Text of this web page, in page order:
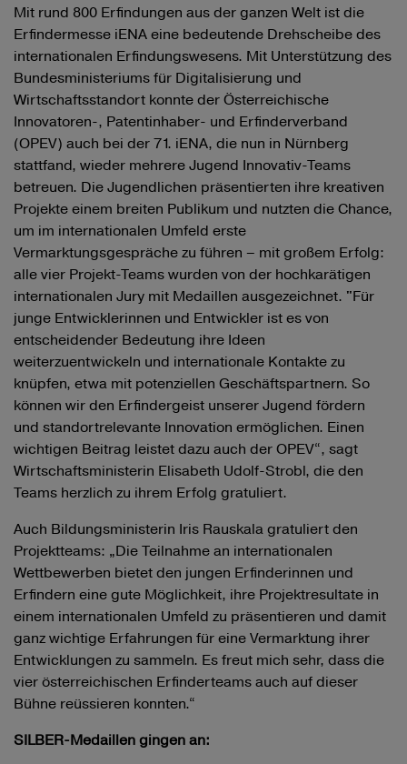
Mit rund 800 Erfindungen aus der ganzen Welt ist die
Erfindermesse iENA eine bedeutende Drehscheibe des
internationalen Erfindungswesens. Mit Unterstützung des
Bundesministeriums für Digitalisierung und
Wirtschaftsstandort konnte der Österreichische
Innovatoren-, Patentinhaber- und Erfinderverband
(OPEV) auch bei der 71. iENA, die nun in Nürnberg
stattfand, wieder mehrere Jugend Innovativ-Teams
betreuen. Die Jugendlichen präsentierten ihre kreativen
Projekte einem breiten Publikum und nutzten die Chance,
um im internationalen Umfeld erste
Vermarktungsgespräche zu führen – mit großem Erfolg:
alle vier Projekt-Teams wurden von der hochkarätigen
internationalen Jury mit Medaillen ausgezeichnet. "Für
junge Entwicklerinnen und Entwickler ist es von
entscheidender Bedeutung ihre Ideen
weiterzuentwickeln und internationale Kontakte zu
knüpfen, etwa mit potenziellen Geschäftspartnern. So
können wir den Erfindergeist unserer Jugend fördern
und standortrelevante Innovation ermöglichen. Einen
wichtigen Beitrag leistet dazu auch der OPEV“, sagt
Wirtschaftsministerin Elisabeth Udolf-Strobl, die den
Teams herzlich zu ihrem Erfolg gratuliert.
Auch Bildungsministerin Iris Rauskala gratuliert den
Projektteams: „Die Teilnahme an internationalen
Wettbewerben bietet den jungen Erfinderinnen und
Erfindern eine gute Möglichkeit, ihre Projektresultate in
einem internationalen Umfeld zu präsentieren und damit
ganz wichtige Erfahrungen für eine Vermarktung ihrer
Entwicklungen zu sammeln. Es freut mich sehr, dass die
vier österreichischen Erfinderteams auch auf dieser
Bühne reüssieren konnten.“
SILBER-Medaillen gingen an: